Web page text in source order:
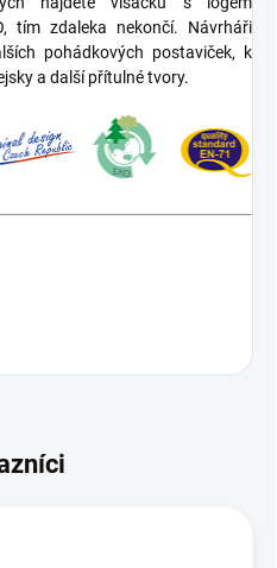
tím zdaleka nekončí. Návrháři
pohádkových postaviček, k
a další přítulné tvory.